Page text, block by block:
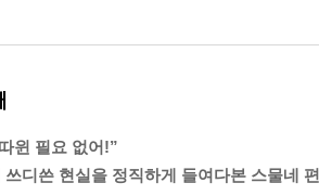
윈 필요 없어!”
쓰디쓴 현실을 정직하게 들여다본 스물네